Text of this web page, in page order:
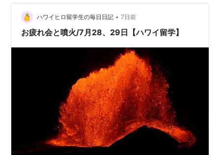
ハワイヒロ留学生の毎日日記 • 7日前
お疲れ会と噴火/7月28、29日【ハワイ留学】